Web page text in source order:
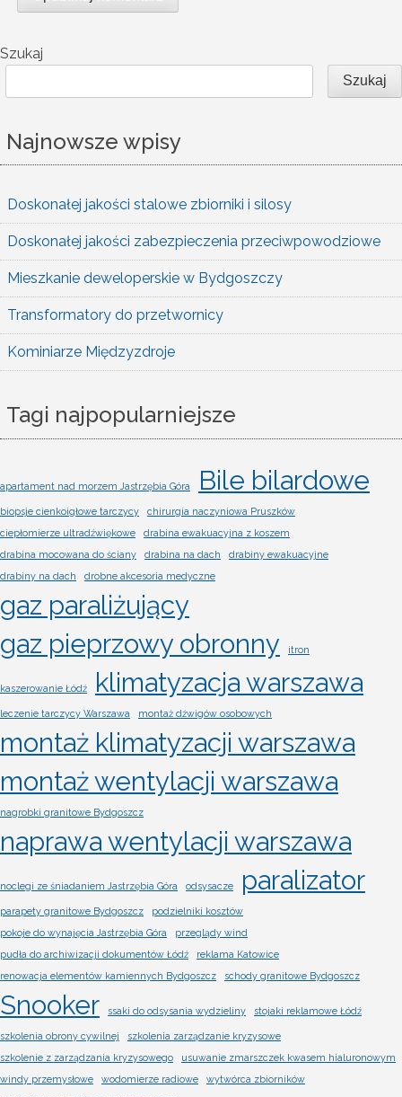
Szukaj
Szukaj
Najnowsze wpisy
Doskonałej jakości stalowe zbiorniki i silosy
Doskonałej jakości zabezpieczenia przeciwpowodziowe
Mieszkanie deweloperskie w Bydgoszczy
Transformatory do przetwornicy
Kominiarze Międzyzdroje
Tagi najpopularniejsze
apartament nad morzem Jastrzębia Góra Bile bilardowe
biopsje cienkoigłowe tarczycy
chirurgia naczyniowa Pruszków
ciepłomierze ultradźwiękowe
drabina ewakuacyjna z koszem
drabina mocowana do ściany
drabina na dach
drabiny ewakuacyjne
drabiny na dach
drobne akcesoria medyczne
gaz paraliżujący
gaz pieprzowy obronny
itron
kaszerowanie Łódź klimatyzacja warszawa
leczenie tarczycy Warszawa montaż dźwigów osobowych
montaż klimatyzacji warszawa
montaż wentylacji warszawa
nagrobki granitowe Bydgoszcz
naprawa wentylacji warszawa
noclegi ze śniadaniem Jastrzębia Góra odsysacze paralizator
parapety granitowe Bydgoszcz
podzielniki kosztów
pokoje do wynajęcia Jastrzębia Góra
przeglądy wind
pudła do archiwizacji dokumentów Łódź
reklama Katowice
renowacja elementów kamiennych Bydgoszcz
schody granitowe Bydgoszcz
Snooker ssaki do odsysania wydzieliny stojaki reklamowe Łódź
szkolenia obrony cywilnej
szkolenia zarządzanie kryzysowe
szkolenie z zarządzania kryzysowego
usuwanie zmarszczek kwasem hialuronowym
windy przemysłowe
wodomierze radiowe
wytwórca zbiorników